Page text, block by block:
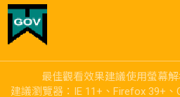
最佳觀看效果建議使用螢幕
建議瀏覽器：IE 11+、Firefox 39+